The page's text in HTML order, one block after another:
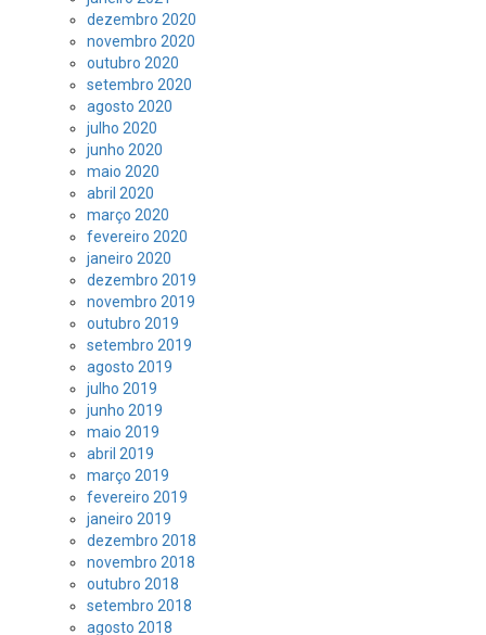
dezembro 2020
novembro 2020
outubro 2020
setembro 2020
agosto 2020
julho 2020
junho 2020
maio 2020
abril 2020
março 2020
fevereiro 2020
janeiro 2020
dezembro 2019
novembro 2019
outubro 2019
setembro 2019
agosto 2019
julho 2019
junho 2019
maio 2019
abril 2019
março 2019
fevereiro 2019
janeiro 2019
dezembro 2018
novembro 2018
outubro 2018
setembro 2018
agosto 2018